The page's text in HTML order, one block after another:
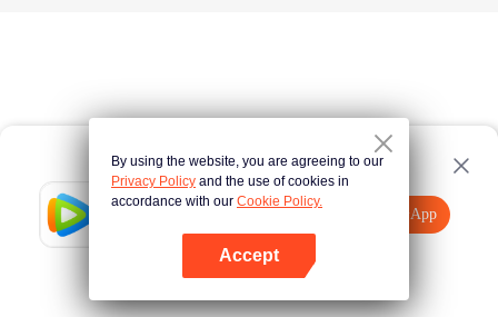
Tencent Video
打开App
点击此处
By using the website, you are agreeing to our
Privacy Policy and the use of cookies in
accordance with our Cookie Policy.
Accept